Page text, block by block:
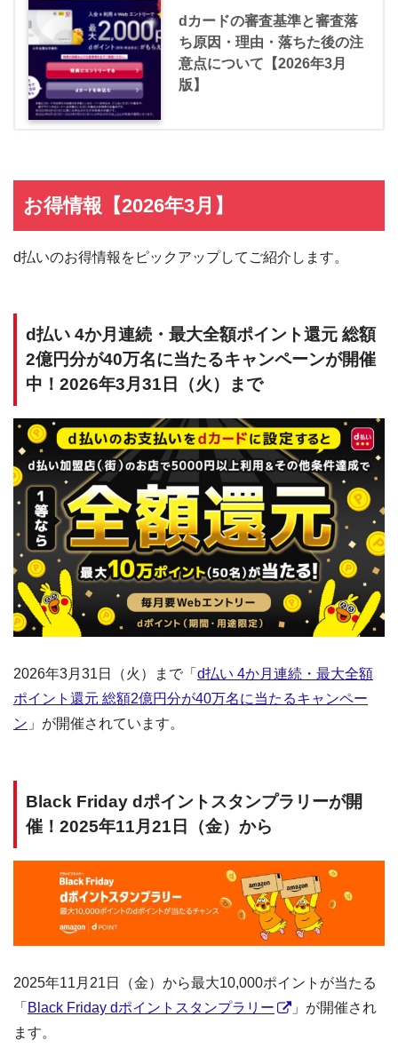
dカードの審査基準と審査落
ち原因・理由・落ちた後の注
意点について【2026年3月
版】
お得情報【2026年3月】
d払いのお得情報をピックアップしてご紹介します。
d払い 4か月連続・最大全額ポイント還元 総額
2億円分が40万名に当たるキャンペーンが開催
中！2026年3月31日（火）まで
2026年3月31日（火）まで「 d払い 4か月連続・最大全額
ポイント還元 総額2億円分が40万名に当たるキャンペー
ン 」が開催されています。
Black Friday dポイントスタンプラリーが開
催！2025年11月21日（金）から
2025年11月21日（金）から最大10,000ポイントが当たる
「 Black Friday dポイントスタンプラリー
」が開催され
ます。